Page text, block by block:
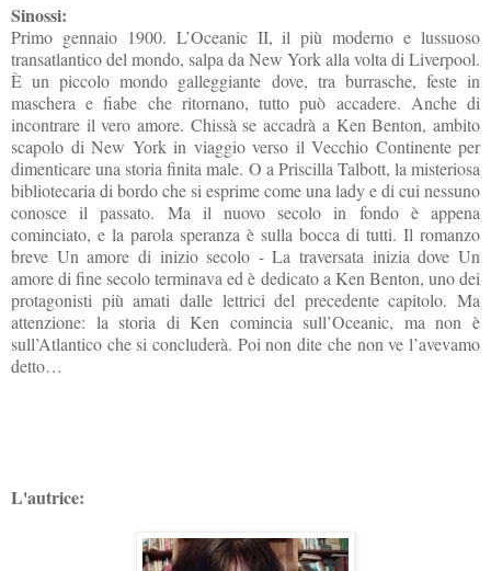
Sinossi:
Primo gennaio 1900. L’Oceanic II, il più moderno e lussuoso
transatlantico del mondo, salpa da New York alla volta di Liverpool.
È un piccolo mondo galleggiante dove, tra burrasche, feste in
maschera e fiabe che ritornano, tutto può accadere. Anche di
incontrare il vero amore. Chissà se accadrà a Ken Benton, ambito
scapolo di New York in viaggio verso il Vecchio Continente per
dimenticare una storia finita male. O a Priscilla Talbott, la misteriosa
bibliotecaria di bordo che si esprime come una lady e di cui nessuno
conosce il passato. Ma il nuovo secolo in fondo è appena
cominciato, e la parola speranza è sulla bocca di tutti. Il romanzo
breve Un amore di inizio secolo - La traversata inizia dove Un
amore di fine secolo terminava ed è dedicato a Ken Benton, uno dei
protagonisti più amati dalle lettrici del precedente capitolo. Ma
attenzione: la storia di Ken comincia sull’Oceanic, ma non è
sull’Atlantico che si concluderà. Poi non dite che non ve l’avevamo
detto…
L'autrice: